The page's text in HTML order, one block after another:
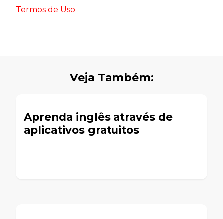
Termos de Uso
Veja Também:
Aprenda inglês através de
aplicativos gratuitos